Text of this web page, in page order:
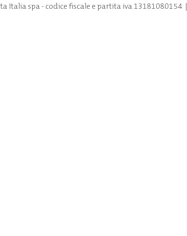
Italia spa - codice fiscale e partita iva 13181080154|